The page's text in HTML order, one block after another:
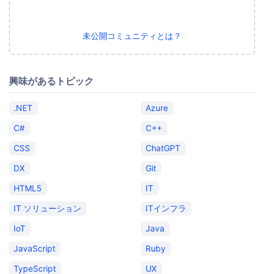
未公開コミュニティとは？
興味があるトピック
.NET
Azure
C#
C++
CSS
ChatGPT
DX
Git
HTML5
IT
IT ソリューション
ITインフラ
IoT
Java
JavaScript
Ruby
TypeScript
UX